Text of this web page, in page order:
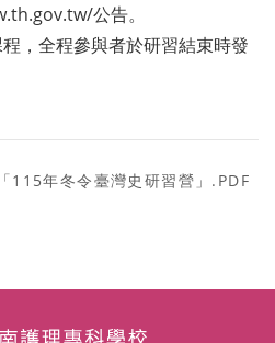
公告。
，全程參與者於研習結束時發
115年冬令臺灣史研習營」.PDF